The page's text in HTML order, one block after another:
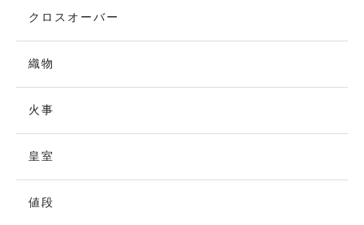
クロスオーバー
織物
火事
皇室
値段